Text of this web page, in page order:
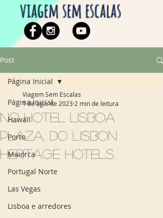
viagem sem escalas
Post
Página Inicial
Hawaii
Porto
Maiorca
Portugal Norte
Las Vegas
Lisboa e arredores
Página Inicial
No Hotel Lisboa
Plaza, do Lisbon
Heritage Hotels
Viagem Sem Escalas
1 de ago. de 2023 2 min de leitura